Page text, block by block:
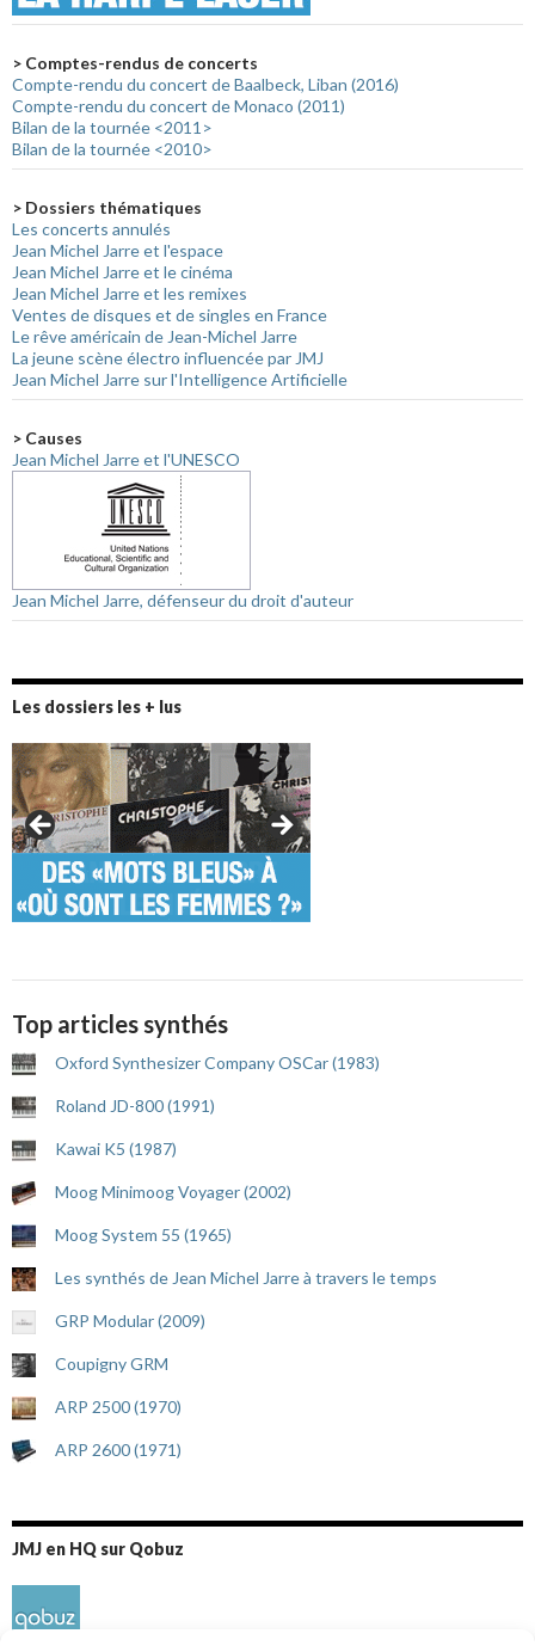
> Comptes-rendus de concerts
Compte-rendu du concert de Baalbeck, Liban (2016)
Compte-rendu du concert de Monaco (2011)
Bilan de la tournée <2011>
Bilan de la tournée <2010>
> Dossiers thématiques
Les concerts annulés
Jean Michel Jarre et l'espace
Jean Michel Jarre et le cinéma
Jean Michel Jarre et les remixes
Ventes de disques et de singles en France
Le rêve américain de Jean-Michel Jarre
La jeune scène électro influencée par JMJ
Jean Michel Jarre sur l'Intelligence Artificielle
> Causes
Jean Michel Jarre et l'UNESCO
Jean Michel Jarre, défenseur du droit d'auteur
Les dossiers les + lus
Top articles synthés
Oxford Synthesizer Company OSCar (1983)
Roland JD-800 (1991)
Kawai K5 (1987)
Moog Minimoog Voyager (2002)
Moog System 55 (1965)
Les synthés de Jean Michel Jarre à travers le temps
GRP Modular (2009)
Coupigny GRM
ARP 2500 (1970)
ARP 2600 (1971)
JMJ en HQ sur Qobuz